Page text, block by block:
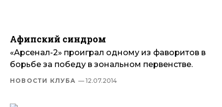
Афипский синдром
«Арсенал-2» проиграл одному из фаворитов в
борьбе за победу в зональном первенстве.
НОВОСТИ КЛУБА — 12.07.2014